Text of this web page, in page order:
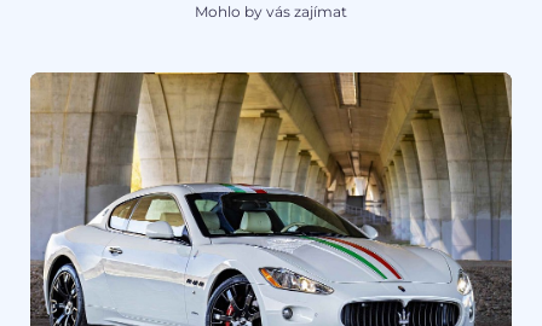
Mohlo by vás zajímat